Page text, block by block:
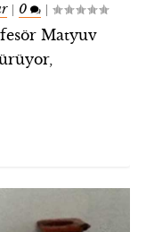
| 0 |
Matyuv